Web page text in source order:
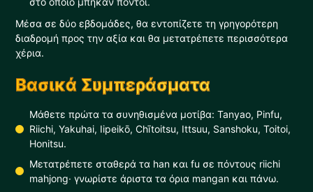
Μέσα σε δύο εβδομάδες, θα εντοπίζετε τη γρηγορότερη
διαδρομή προς την αξία και θα μετατρέπετε περισσότερα
χέρια.
Βασικά Συμπεράσματα
Μάθετε πρώτα τα συνηθισμένα μοτίβα: Tanyao, Pinfu,
Riichi, Yakuhai, Iipeikō, Chītoitsu, Ittsuu, Sanshoku, Toitoi,
Honitsu.
Μετατρέπετε σταθερά τα han και fu σε πόντους riichi
mahjong· γνωρίστε άριστα τα όρια mangan και πάνω.